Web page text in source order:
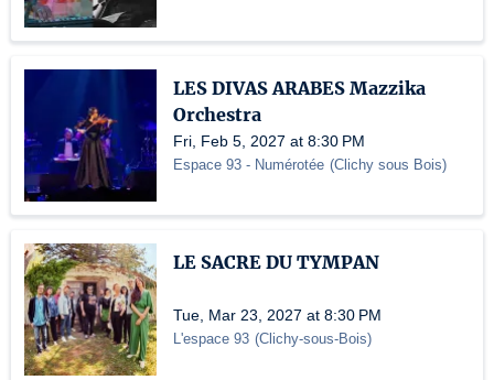
LES DIVAS ARABES Mazzika
Orchestra
Fri, Feb 5, 2027 at 8:30 PM
Espace 93 - Numérotée (Clichy sous Bois)
LE SACRE DU TYMPAN
Tue, Mar 23, 2027 at 8:30 PM
L'espace 93 (Clichy-sous-Bois)